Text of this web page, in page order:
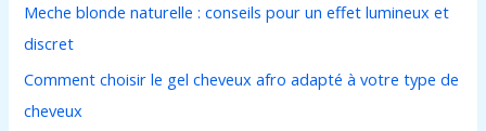
c
h
e
r
Meche blonde naturelle : conseils pour un effet lumineux et
discret
Comment choisir le gel cheveux afro adapté à votre type de
cheveux